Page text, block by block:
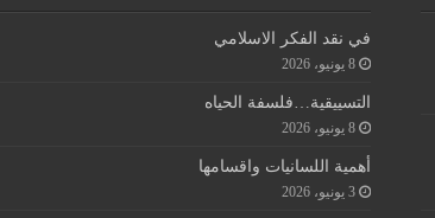
في نقد الفكر الاسلامي
8 يونيو، 2026
التسييقية…فلسفة الحياه
8 يونيو، 2026
أهمية اللسانيات واقسامها
3 يونيو، 2026